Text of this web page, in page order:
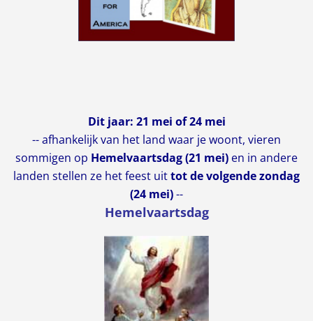
Dit jaar: 21 mei of 24 mei
-- afhankelijk van het land waar je woont, vieren
sommigen op Hemelvaartsdag (21 mei) en in andere
landen stellen ze het feest uittot de volgende zondag
(24 mei)--
Hemelvaartsdag